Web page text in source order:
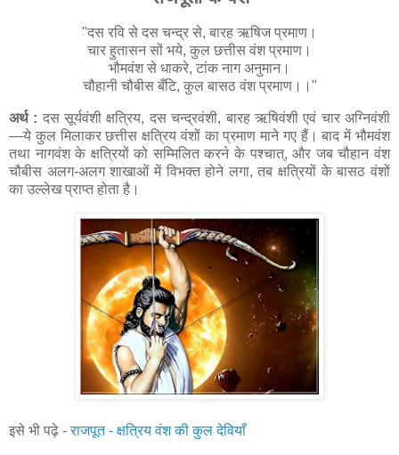
"दस रवि से दस चन्द्र से, बारह ऋषिज प्रमाण।
चार हुतासन सों भये, कुल छत्तीस वंश प्रमाण।
भौमवंश से धाकरे, टांक नाग अनुमान।
चौहानी चौबीस बँटि, कुल बासठ वंश प्रमाण।।"
अर्थ : दस सूर्यवंशी क्षत्रिय, दस चन्द्रवंशी, बारह ऋषिवंशी एवं चार अग्निवंशी
—ये कुल मिलाकर छत्तीस क्षत्रिय वंशों का प्रमाण माने गए हैं। बाद में भौमवंश
तथा नागवंश के क्षत्रियों को सम्मिलित करने के पश्चात्, और जब चौहान वंश
चौबीस अलग-अलग शाखाओं में विभक्त होने लगा, तब क्षत्रियों के बासठ वंशों
का उल्लेख प्राप्त होता है।
इसे भी पढ़े -राजपूत - क्षत्रिय वंश की कुल देवियाँ